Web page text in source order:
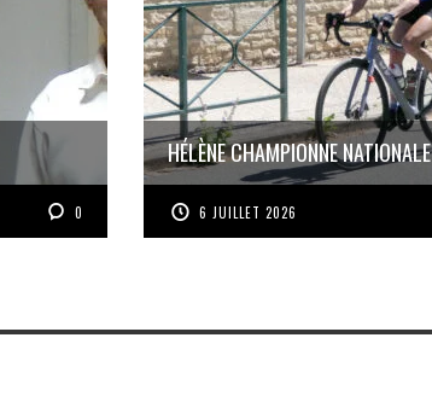
0
HÉLÈNE CHAMPIONNE NATIONALE
6 JUILLET 2026